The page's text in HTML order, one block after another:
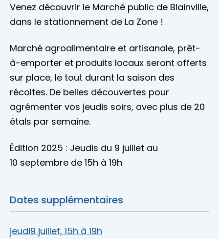
Venez découvrir le Marché public de Blainville,
dans le stationnement de La Zone !
Marché agroalimentaire et artisanale, prêt-
à-emporter et produits locaux seront offerts
sur place, le tout durant la saison des
récoltes. De belles découvertes pour
agrémenter vos jeudis soirs, avec plus de 20
étals par semaine.
Édition 2025 : Jeudis du 9 juillet au
10 septembre de 15h à 19h
Dates supplémentaires
jeudi9 juillet, 15h à 19h